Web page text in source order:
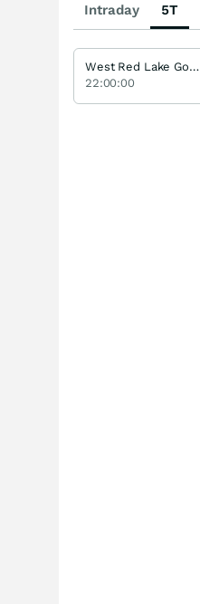
Intraday 5T
West Red Lake Gold Mines
22:00:00